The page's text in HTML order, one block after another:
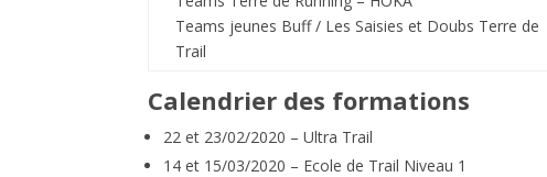
Teams jeunes Buff / Les Saisies et Doubs Terre de
Trail
Calendrier des formations
22 et 23/02/2020 – Ultra Trail
14 et 15/03/2020 – Ecole de Trail Niveau 1